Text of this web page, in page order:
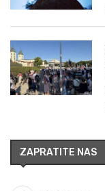
ZAPRATITE NAS